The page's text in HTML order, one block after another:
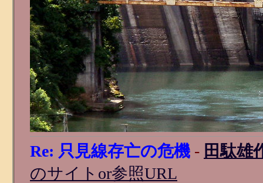
Re: 只見線存亡の危機 - 田駄雄
のサイトor参照URL